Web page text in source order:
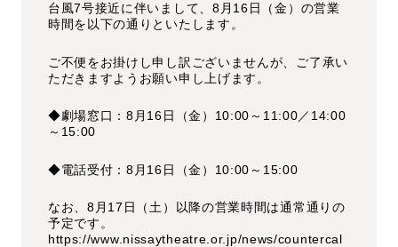
台風7号接近に伴いまして、8月16日（金）の営業
時間を以下の通りといたします。
ご不便をお掛けし申し訳ございませんが、ご了承い
ただきますようお願い申し上げます。
◆劇場窓口：8月16日（金）10:00～11:00／14:00
～15:00
◆電話受付：8月16日（金）10:00～15:00
なお、8月17日（土）以降の営業時間は通常通りの
予定です。
https://www.nissaytheatre.or.jp/news/countercal